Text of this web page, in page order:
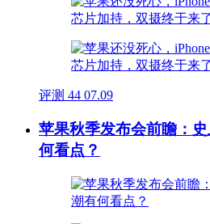
评测 44 07.09
苹果秋季发布会前瞻：
何看点？